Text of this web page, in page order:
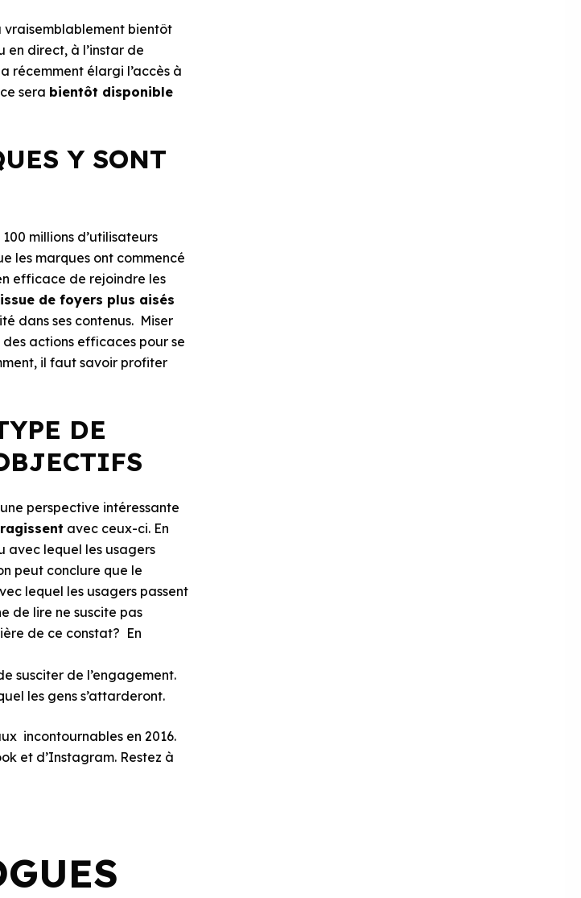
vraisemblablement bientôt
direct, à l’instar de
récemment élargi l’accès à
sera bientôt disponible
Y SONT
millions d’utilisateurs
les marques ont commencé
efficace de rejoindre les
de foyers plus aisés
dans ses contenus. Miser
actions efficaces pour se
il faut savoir profiter
DE
perspective intéressante
avec ceux-ci. En
avec lequel les usagers
peut conclure que le
lequel les usagers passent
de lire ne suscite pas
de ce constat? En
susciter de l’engagement.
les gens s’attarderont.
incontournables en 2016.
et d’Instagram. Restez à